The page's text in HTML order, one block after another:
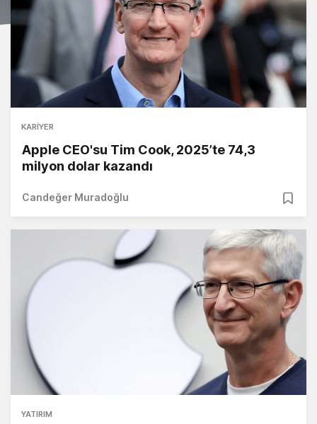
KARIYER
Apple CEO'su Tim Cook, 2025’te 74,3
milyon dolar kazandı
Candeğer Muradoğlu
YATIRIM